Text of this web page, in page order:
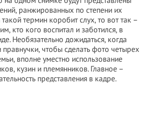
ранжированных по степени их
такой термин коробит слух, то вот так –
кто кого воспитал и заботился, в
Необязательно дожидаться, когда
правнучки, чтобы сделать фото четырех
вполне уместно использование
кузин и племянников. Главное –
представления в кадре.